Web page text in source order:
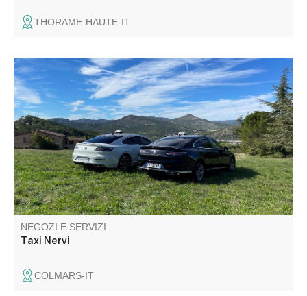
THORAME-HAUTE-IT
Contactez nous pour vos déplacements dans le
département ou au-delà. 2 SUV sur Digne et Villars
Colmars. Nous intervenons pour vos déplacements
individuels ou collectifs: gare, aéroport, tourisme.
Conventionné transport assis professionnel hôpitaux.
NEGOZI E SERVIZI
Taxi Nervi
COLMARS-IT